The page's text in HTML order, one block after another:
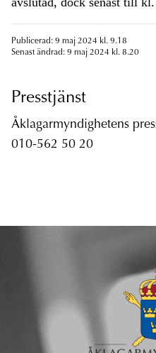
Publicerad: 9 maj 2024 kl. 9.18
Senast ändrad: 9 maj 2024 kl. 8.20
Presstjänst
Åklagarmyndighetens
010-562 50 20